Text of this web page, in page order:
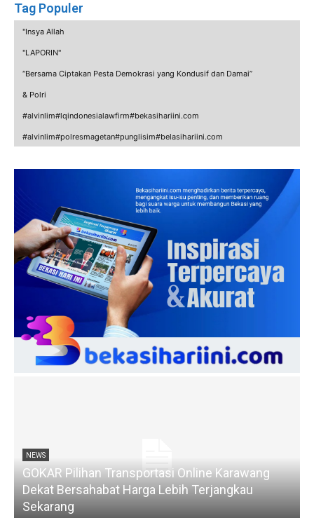
Tag Populer
"Insya Allah
"LAPORIN"
“Bersama Ciptakan Pesta Demokrasi yang Kondusif dan Damai”
& Polri
#alvinlim#lqindonesialawfirm#bekasihariini.com
#alvinlim#polresmagetan#punglisim#belasihariini.com
NEWS
GOKAR Pilihan Transportasi Online Karawang
Dekat Bersahabat Harga Lebih Terjangkau
Sekarang